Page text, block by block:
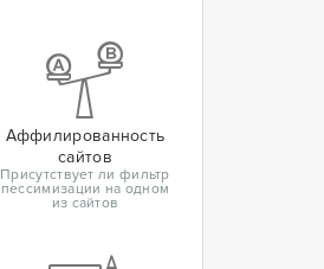
Аффилированность
сайтов
Присутствует ли фильтр
пессимизации на одном
из сайтов